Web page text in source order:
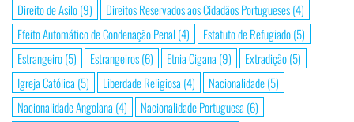
Direito de Asilo(9) Direitos Reservados aos Cidadãos Portugueses(4)
Efeito Automático de Condenação Penal (4) Estatuto de Refugiado(5)
Estrangeiro(5) Estrangeiros(6) Etnia Cigana (9) Extradição(5)
Igreja Católica (5) Liberdade Religiosa (4) Nacionalidade(5)
Nacionalidade Angolana (4) Nacionalidade Portuguesa (6)